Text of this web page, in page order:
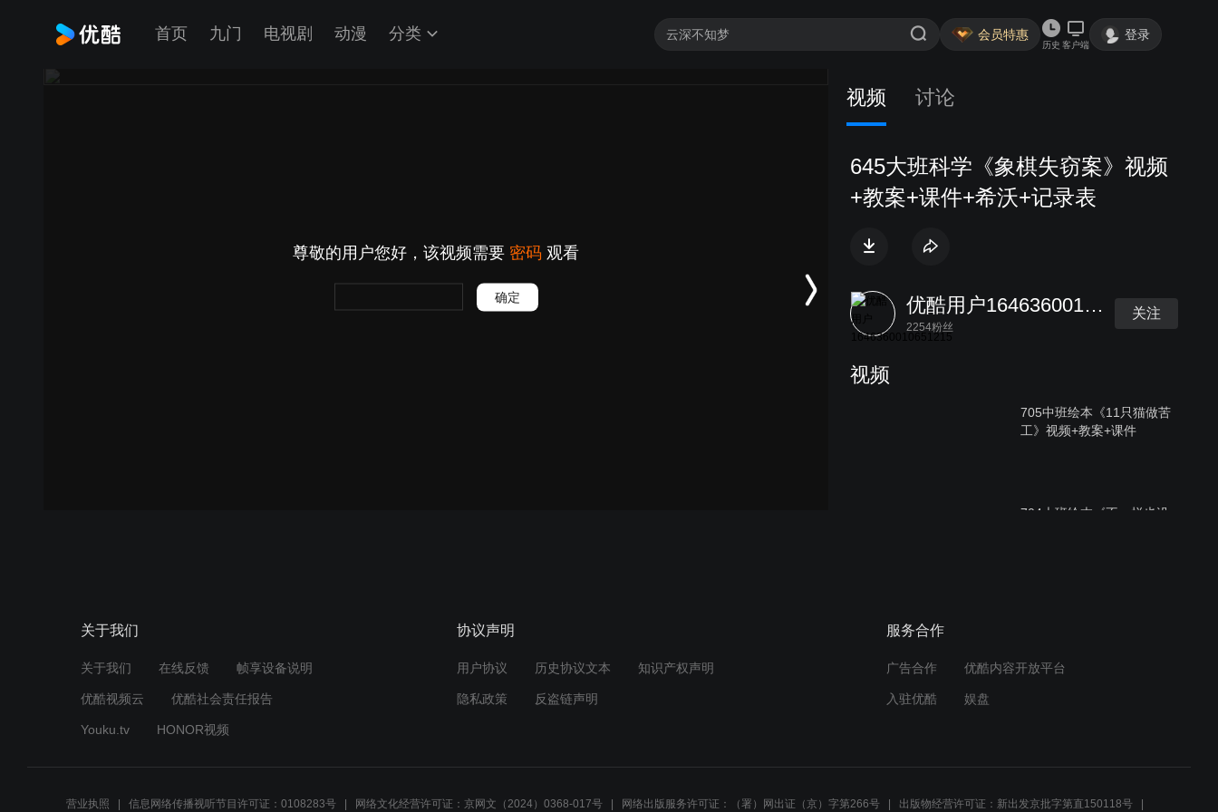
首页 九门 电视剧 动漫 分类 会员特惠
历史 客户端
登录
尊敬的用户您好，该视频需要 密码 观看
确定
视频 讨论
645大班科学《象棋失窃案》视频
+教案+课件+希沃+记录表
优酷用户1646360010651215
2254粉丝
关注
视频
705中班绘本《11只猫做苦
工》视频+教案+课件
704大班绘本《不一样也没
关于我们
关于我们 在线反馈 帧享设备说明
优酷视频云 优酷社会责任报告
Youku.tv HONOR视频
协议声明
用户协议 历史协议文本 知识产权声明
隐私政策 反盗链声明
服务合作
广告合作 优酷内容开放平台
入驻优酷 娱盘
营业执照 信息网络传播视听节目许可证：0108283号 网络文化经营许可证：京网文（2024）0368-017号 网络出版服务许可证：（署）网出证（京）字第266号 出版物经营许可证：新出发京批字第直150118号